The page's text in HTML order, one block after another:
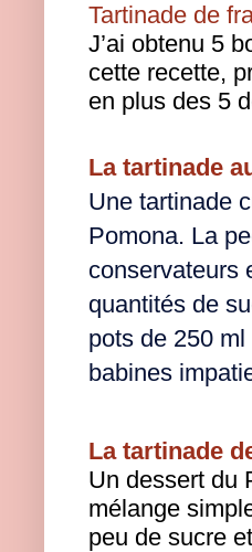
Tartinade de
J’ai obtenu 5
cette recette,
en plus des 5
La tartinade
Une tartinade
Pomona. La
conservateurs
quantités de
pots de 250
babines
La tartinade
Un dessert du
mélange
peu de sucre